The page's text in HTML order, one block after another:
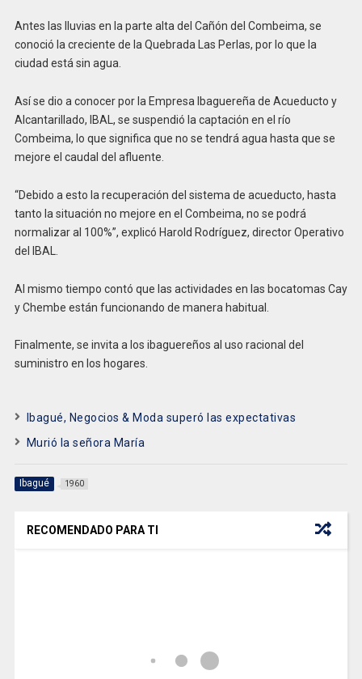
Antes las lluvias en la parte alta del Cañón del Combeima, se
conoció la creciente de la Quebrada Las Perlas, por lo que la
ciudad está sin agua.
Así se dio a conocer por la Empresa Ibaguereña de Acueducto y
Alcantarillado, IBAL, se suspendió la captación en el río
Combeima, lo que significa que no se tendrá agua hasta que se
mejore el caudal del afluente.
“Debido a esto la recuperación del sistema de acueducto, hasta
tanto la situación no mejore en el Combeima, no se podrá
normalizar al 100%”, explicó Harold Rodríguez, director Operativo
del IBAL.
Al mismo tiempo contó que las actividades en las bocatomas Cay
y Chembe están funcionando de manera habitual.
Finalmente, se invita a los ibaguereños al uso racional del
suministro en los hogares.
Ibagué, Negocios & Moda superó las expectativas
Murió la señora María
Ibagué 1960
RECOMENDADO PARA TI